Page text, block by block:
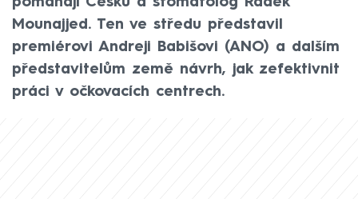
Mounajjed. Ten ve středu představil
premiérovi Andreji Babišovi (ANO) a dalším
představitelům země návrh, jak zefektivnit
práci v očkovacích centrech.